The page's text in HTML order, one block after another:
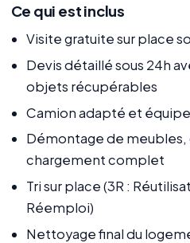
Ce qui est inclus
Visite gratuite sur place
Devis détaillé sous 24h
objets récupérables
Camion adapté et
Démontage de
chargement complet
Tri sur place (3R :
Réemploi)
Nettoyage final du